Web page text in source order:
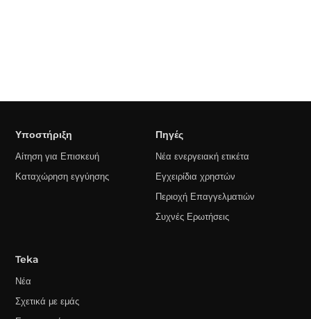
Υποστήριξη
Αίτηση για Επισκευή
Καταχώρηση εγγύησης
Πηγές
Νέα ενεργειακή ετικέτα
Εγχειρίδια χρηστών
Περιοχή Επαγγελματιών
Συχνές Ερωτήσεις
Teka
Νέα
Σχετικά με εμάς